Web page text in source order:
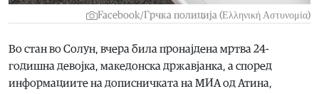
Facebook/Грчка полиција (Ελληνική Αστυνομία)
Во стан во Солун, вчера била пронајдена мртва 24-
годишна девојка, македонска државјанка, а според
информациите на дописничката на МИА од Атина,